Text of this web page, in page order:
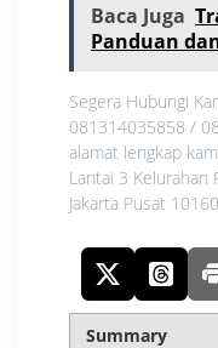
Baca Juga
Panduan
Segera Hubungi
081314035858 /
alamat lengkap
Lantai 3 Kelurahan
Jakarta Pusat
Summary